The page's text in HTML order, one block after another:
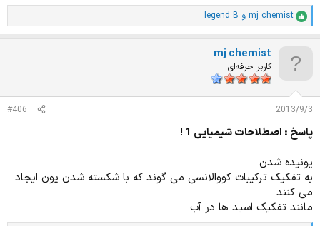
ا
م
ت
:
mj chemist و legend B
mj chemist
کاربر حرفه‌ای
2013/9/3
#406
پاسخ : اصطلاحات شیمیایی 1 !
یونیده شدن
به تفکیک ترکیبات کووالانسی می گوند که با شکسته شدن یون ایجاد
می کنند
مانند تفکیک اسید ها در آب